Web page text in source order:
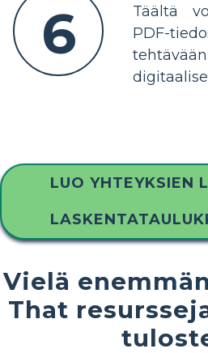
6
Täältä
PDF-
LUO YHTEYKSIEN
Vielä
That